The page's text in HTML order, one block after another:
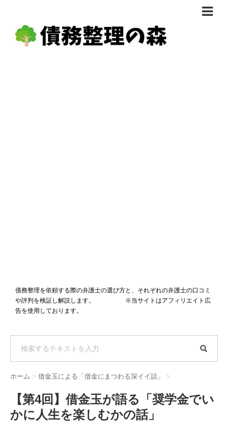
債務整理体験談
債務整理を依頼する際の弁護士の選び方と、それぞれの弁護士の口コミ
や評判を検証し解説します。 ※当サイトはアフィリエイト広
告を使用しております。
ホーム > 借金玉による「借金にまつわる深イイ話」 >
【第4回】借金玉が語る「奨学金でい
かに人生を楽しむかの話」